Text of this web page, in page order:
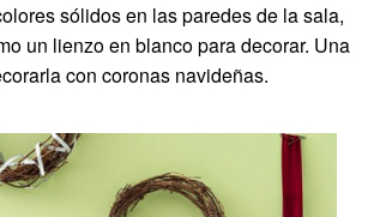
sólidos en las paredes de la sala,
un lienzo en blanco para decorar. Una
con coronas navideñas.